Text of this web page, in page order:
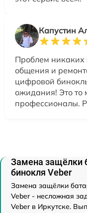
Капустин
Проблем никаких
общения и
цифровой
ожидания! Это то
профессионалы.
Замена защёлки
бинокля Veber
Замена защёлки
Veber - несложная
Veber в Иркутске.